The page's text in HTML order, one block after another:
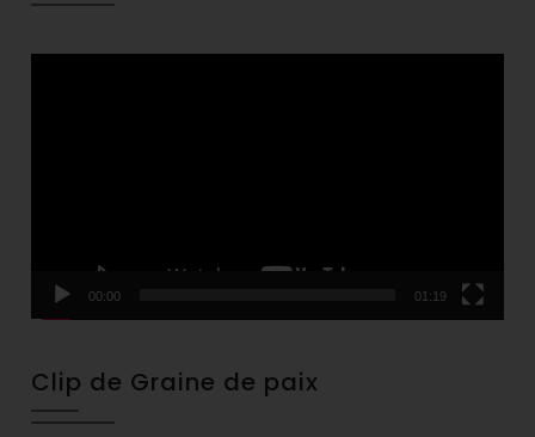
00:00 01:19
Clip de Graine de paix